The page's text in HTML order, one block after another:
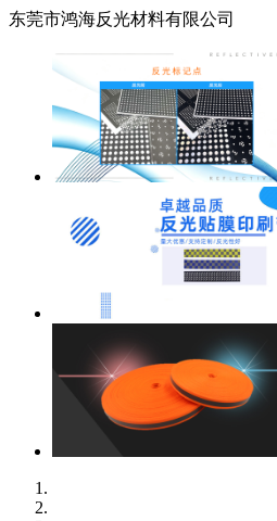
东莞市鸿海反光材料有限公司